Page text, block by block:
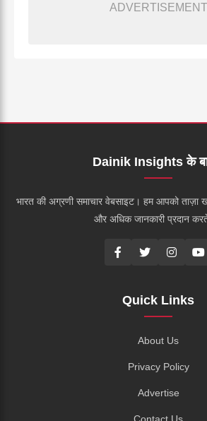
ADVERTISEMENT
Dainik Insights के
भारत की अग्रणी समाचार वेबसाइट। हम आपको ताज़ा
और अधिक जानकारी प्रदान
Quick Links
About Us
Privacy Policy
Advertise
Contact Us